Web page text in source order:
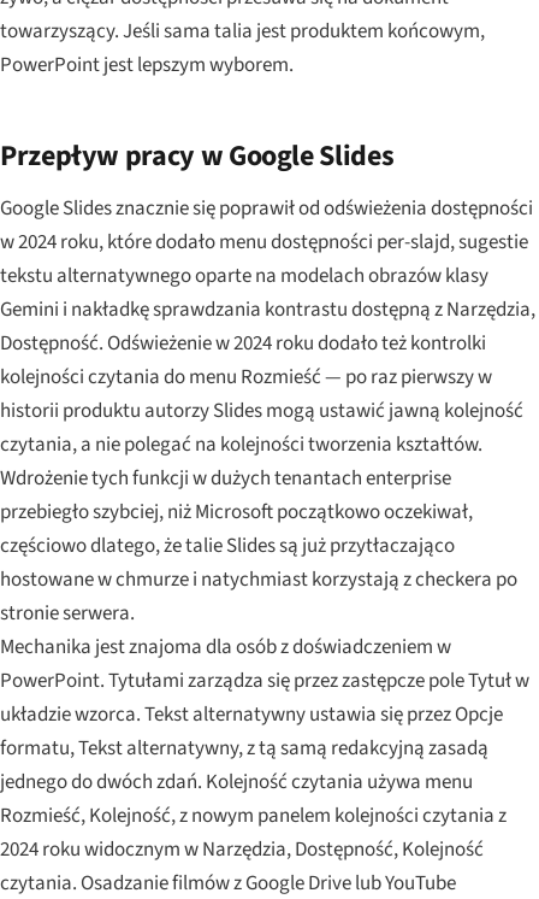
towarzyszący. Jeśli sama talia jest produktem końcowym,
PowerPoint jest lepszym wyborem.
Przepływ pracy w Google Slides
Google Slides znacznie się poprawił od odświeżenia dostępności
w 2024 roku, które dodało menu dostępności per-slajd, sugestie
tekstu alternatywnego oparte na modelach obrazów klasy
Gemini i nakładkę sprawdzania kontrastu dostępną z Narzędzia,
Dostępność. Odświeżenie w 2024 roku dodało też kontrolki
kolejności czytania do menu Rozmieść — po raz pierwszy w
historii produktu autorzy Slides mogą ustawić jawną kolejność
czytania, a nie polegać na kolejności tworzenia kształtów.
Wdrożenie tych funkcji w dużych tenantach enterprise
przebiegło szybciej, niż Microsoft początkowo oczekiwał,
częściowo dlatego, że talie Slides są już przytłaczająco
hostowane w chmurze i natychmiast korzystają z checkera po
stronie serwera.
Mechanika jest znajoma dla osób z doświadczeniem w
PowerPoint. Tytułami zarządza się przez zastępcze pole Tytuł w
układzie wzorca. Tekst alternatywny ustawia się przez Opcje
formatu, Tekst alternatywny, z tą samą redakcyjną zasadą
jednego do dwóch zdań. Kolejność czytania używa menu
Rozmieść, Kolejność, z nowym panelem kolejności czytania z
2024 roku widocznym w Narzędzia, Dostępność, Kolejność
czytania. Osadzanie filmów z Google Drive lub YouTube